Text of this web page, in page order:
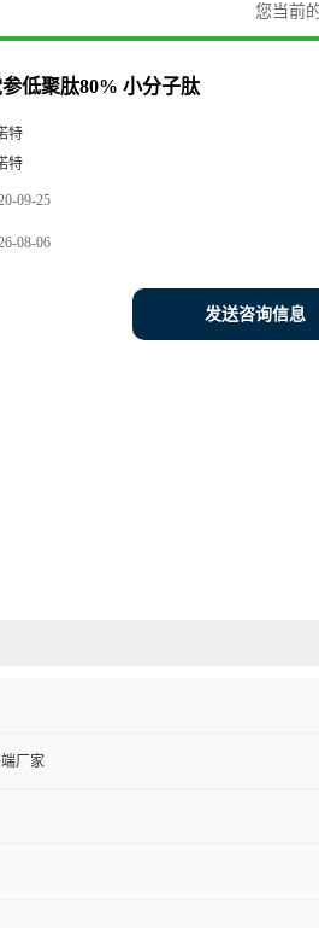
您当前
低聚肽80% 小分子肽
特
特
09-25
08-06
发送咨询信息
厂家